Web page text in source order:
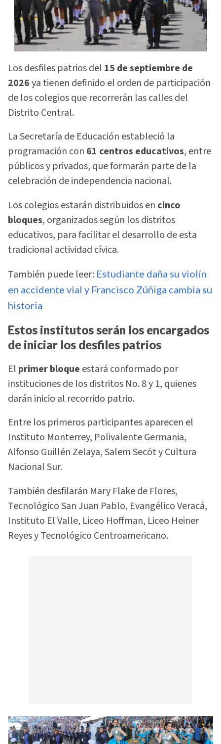
Los desfiles patrios del 15 de septiembre de
2026ya tienen definido el orden de participación
de los colegios que recorrerán las calles del
Distrito Central.
La Secretaría de Educación estableció la
programación con 61 centros educativos, entre
públicos y privados, que formarán parte de la
celebración de independencia nacional.
Los colegios estarán distribuidos en cinco
bloques, organizados según los distritos
educativos, para facilitar el desarrollo de esta
tradicional actividad cívica.
También puede leer: Estudiante daña su violín
en accidente vial y Francisco Zúñiga cambia su
historia
Estos institutos serán los encargados
de iniciar los desfiles patrios
El primer bloque estará conformado por
instituciones de los distritos No. 8 y 1, quienes
darán inicio al recorrido patrio.
Entre los primeros participantes aparecen el
Instituto Monterrey, Polivalente Germania,
Alfonso Guillén Zelaya, Salem Secót y Cultura
Nacional Sur.
También desfilarán Mary Flake de Flores,
Tecnológico San Juan Pablo, Evangélico Veracá,
Instituto El Valle, Liceo Hoffman, Liceo Heiner
Reyes y Tecnológico Centroamericano.